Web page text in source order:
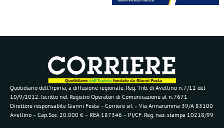
Quotidiano dell’Irpinia, a diffusione regionale. Reg. Trib. di Avellino n.7/12 del
10/9/2012. Iscritto nel Registro Operatori di Comunicazione al n.7671
Direttore responsabile Gianni Festa – Corriere srl – Via Annarumma 39/A 83100
Avellino – Cap.Soc. 20.000 € – REA 187346 – PI/CF. Reg. naz. stampa 10218/99